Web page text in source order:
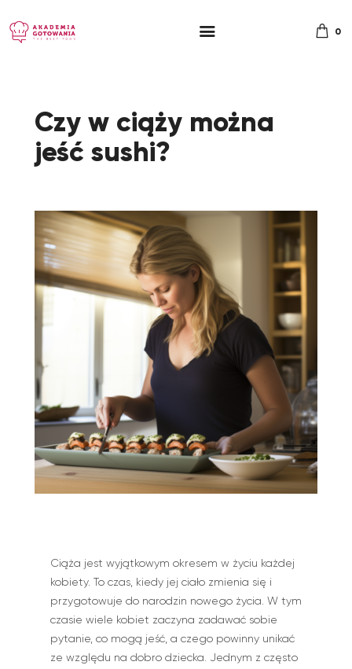
0
Czy w ciąży można
jeść sushi?
Ciąża jest wyjątkowym okresem w życiu każdej
kobiety. To czas, kiedy jej ciało zmienia się i
przygotowuje do narodzin nowego życia. W tym
czasie wiele kobiet zaczyna zadawać sobie
pytanie, co mogą jeść, a czego powinny unikać
ze względu na dobro dziecka. Jednym z często